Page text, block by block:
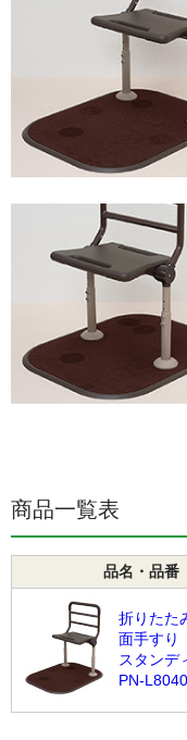
商品一覧表
品名・品番
折りたた
面手すり
スタンデ
PN-